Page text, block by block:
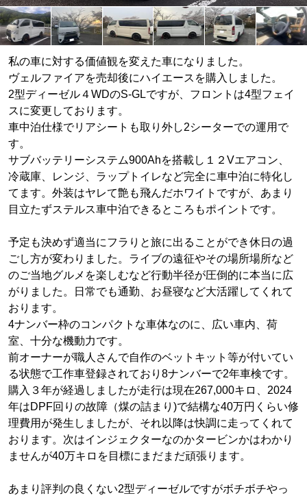
私の車に対する価値観を変えた車になりました。
ヴェルファイアを売却後にハイエースを購入しました。
2型ディーゼル４WDのS-GLですが、フロントは4型フェイ
スに変更しております。
車中泊仕様でリアシートも取り外し2シーターでの運用で
す。
サブバッテリーシステム900Ahを搭載し１２Vエアコン、
冷蔵庫、レンジ、ラップトイレなど完全に車中泊に特化し
てます。外装はヤレて艶も飛んだホワイトですが、あまり
目立たずステルス車中泊できるところもポイントです。
予定も決めず適当にフラりと旅に出ることができ休日の過
ごし方が変わりました。ライブの遠征やその場所場所など
のご当地グルメを楽しむなど行動半径が圧倒的に本当に広
がりました。日常でも通勤、お昼寝など大活躍してくれて
おります。
4ナンバー枠のコンパクトな車体なのに、広い車内、荷
室、十分な機動力です。
前オーナーが職人さんで自作のベットキット等が付いてい
る状態で工作車登録されており8ナンバーで2年車検です。
購入３年が経過しましたが走行は現在267,000キロ、2024
年はDPF回りの故障（煤の詰まり)で結構な40万円くらい修
理費用が発生しましたが、それ以降は快調に走ってくれて
おります。次はインジェクターなのかタービンかはわかり
ませんが40万キロを目標にまだまだ頑張ります。
あまり評判の良くない2型ディーゼルですがボチボチやっ